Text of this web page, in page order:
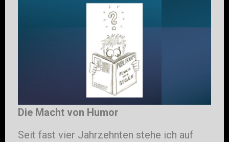
Die Macht von Humor
Seit fast vier Jahrzehnten stehe ich auf